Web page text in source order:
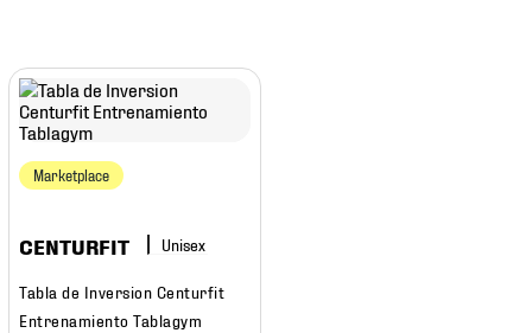
Marketplace
CENTURFIT
Tabla de Inversion Centurfit
Entrenamiento Tablagym
5.
jersey
6.
mochila
.
mochilas
9.
tenis niño
10. tenis nike